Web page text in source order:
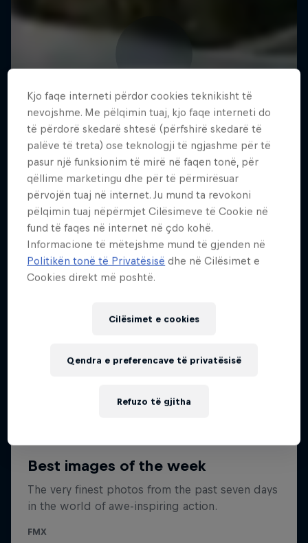
Kjo faqe interneti përdor cookies teknikisht të
nevojshme. Me pëlqimin tuaj, kjo faqe interneti do
të përdorë skedarë shtesë (përfshirë skedarë të
palëve të treta) ose teknologji të ngjashme për të
pasur një funksionim të mirë në faqen tonë, për
qëllime marketingu dhe për të përmirësuar
përvojën tuaj në internet. Ju mund ta revokoni
pëlqimin tuaj nëpërmjet Cilësimeve të Cookie në
fund të faqes në internet në çdo kohë.
Informacione të mëtejshme mund të gjenden në
Politikën tonë të Privatësisë dhe në Cilësimet e
Cookies direkt më poshtë.
Cilësimet e cookies
Refuzo të gjitha
Qendra e preferencave të privatësisë